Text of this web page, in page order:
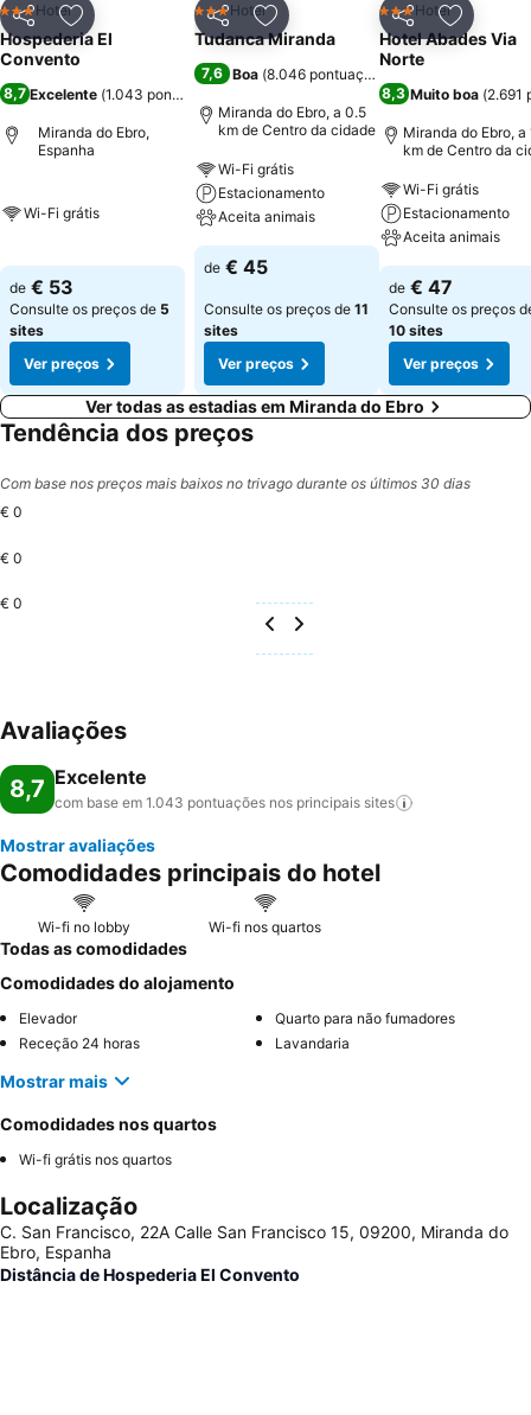
PartilharAdicionar aos favoritos
3 Estrelas
Hotel
Hospederia El
Convento
8,7 Excelente (1.043 pontuações
Miranda do Ebro,
Espanha
Wi-Fi grátis
de € 53
Consulte os preços de 5
sites
Ver preços
PartilharAdicionar aos favoritos
3 Estrelas
Hotel
Tudanca Miranda
7,6 Boa (8.046 pontuações
Miranda do Ebro, a 0.5
km de Centro da cidade
Wi-Fi grátis
Estacionamento
Aceita animais
de € 45
Consulte os preços de 11
sites
Ver preços
Partilhar
3 Estrelas
Hotel
Hotel Abades Via
Norte
8,3 Muito boa (2.691
Miranda do Ebro, a
km de Centro da
Wi-Fi grátis
Estacionamento
Aceita animais
de € 47
Consulte os preços
10 sites
Ver preços
Ver todas as estadias em Miranda do Ebro
Tendência dos preços
Com base nos preços mais baixos no trivago durante os últimos 30 dias
€ 0
€ 0
€ 0
Avaliações
8,7 Excelente
com base em 1.043 pontuações nos principais sites
Mostrar avaliações
Comodidades principais do hotel
Wi-fi no lobby Wi-fi nos quartos
Todas as comodidades
Comodidades do alojamento
Elevador
Quarto para não fumadores
Receção 24 horas
Lavandaria
Mostrar mais
Comodidades nos quartos
Wi-fi grátis nos quartos
Localização
C. San Francisco, 22A Calle San Francisco 15, 09200, Miranda do
Ebro, Espanha
Distância de Hospederia El Convento